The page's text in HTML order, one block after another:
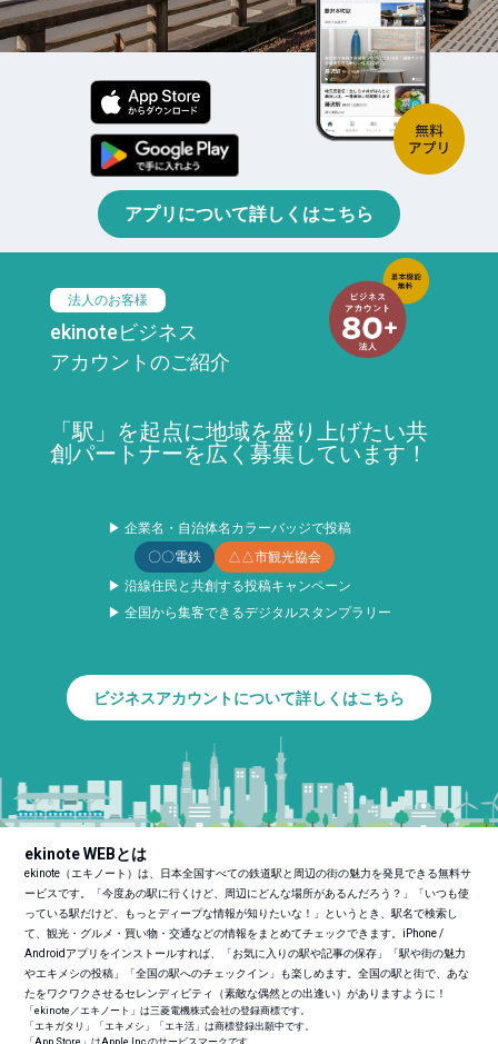
アプリについて詳しくはこちら
法人のお客様
ekinoteビジネス
アカウントのご紹介
「駅」を起点に地域を盛り上げたい共
創パートナーを広く募集しています！
▶ 企業名・自治体名カラーバッジで投稿
〇〇電鉄
△△市観光協会
▶ 沿線住民と共創する投稿キャンペーン
▶ 全国から集客できるデジタルスタンプラリー
ビジネスアカウントについて詳しくはこちら
ekinote WEBとは
ekinote（エキノート）は、日本全国すべての鉄道駅と周辺の街の魅力を発見できる無料サ
ービスです。「今度あの駅に行くけど、周辺にどんな場所があるんだろう？」「いつも使
っている駅だけど、もっとディープな情報が知りたいな！」というとき、駅名で検索し
て、観光・グルメ・買い物・交通などの情報をまとめてチェックできます。iPhone /
Androidアプリをインストールすれば、「お気に入りの駅や記事の保存」「駅や街の魅力
やエキメシの投稿」「全国の駅へのチェックイン」も楽しめます。全国の駅と街で、あな
たをワクワクさせるセレンディピティ（素敵な偶然との出逢い）がありますように！
「ekinote／エキノート」は三菱電機株式会社の登録商標です。
「エキガタリ」「エキメシ」「エキ活」は商標登録出願中です。